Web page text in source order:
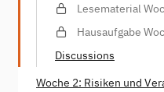
Lesematerial
Hausaufgabe
Discussions
Woche 2: Risiken und